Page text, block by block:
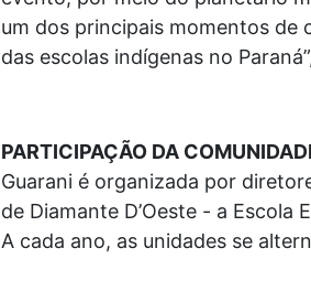
um dos principais momentos de
das escolas indígenas no
PARTICIPAÇÃO DA
Guarani é organizada por
de Diamante D’Oeste - a Escola
A cada ano, as unidades se